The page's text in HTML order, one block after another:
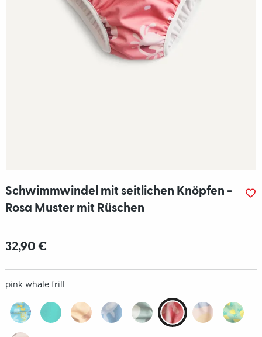
Schwimmwindel mit seitlichen Knöpfen -
Rosa Muster mit Rüschen
32,90 €
pink whale frill